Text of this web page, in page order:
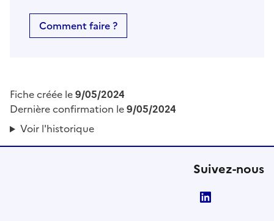
Comment faire ?
Fiche créée le9/05/2024
Dernière confirmation le9/05/2024
Voir l'historique
Suivez-nous